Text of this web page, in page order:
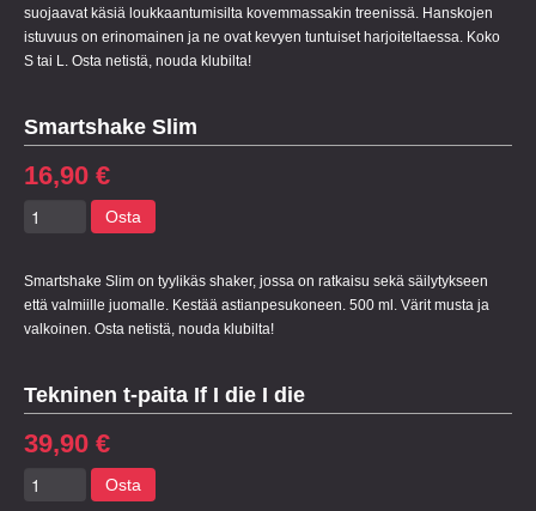
suojaavat käsiä loukkaantumisilta kovemmassakin treenissä. Hanskojen
istuvuus on erinomainen ja ne ovat kevyen tuntuiset harjoiteltaessa. Koko
S tai L. Osta netistä, nouda klubilta!
Smartshake Slim
Smartshake Slim on tyylikäs shaker, jossa on ratkaisu sekä säilytykseen
että valmiille juomalle. Kestää astianpesukoneen. 500 ml. Värit musta ja
valkoinen. Osta netistä, nouda klubilta!
16,90 €
Osta
Tekninen t-paita If I die I die
39,90 €
Osta